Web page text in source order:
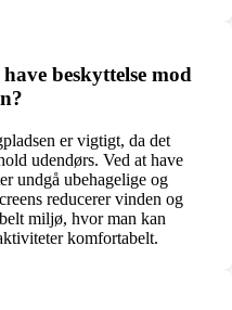
beskyttelse mod
er vigtigt, da det
udendørs. Ved at have
undgå ubehagelige og
reducerer vinden og
miljø, hvor man kan
komfortabelt.